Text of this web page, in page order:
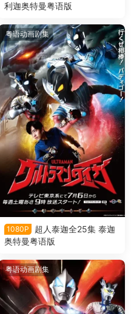
利迦奥特曼粤语版
粤语动画剧集
1080P
超人泰迦全25集 泰迦
奥特曼粤语版
粤语动画剧集